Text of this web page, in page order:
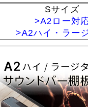
Sサイズ
>A2ロー対
>A2ハイ・ラー